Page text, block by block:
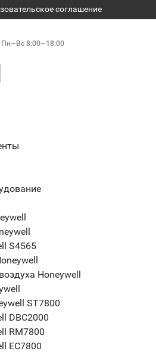
соглашение
Пн—Вс 8:00—18:00
S4565
Honeywell
ST7800
DBC2000
RM7800
EC7800